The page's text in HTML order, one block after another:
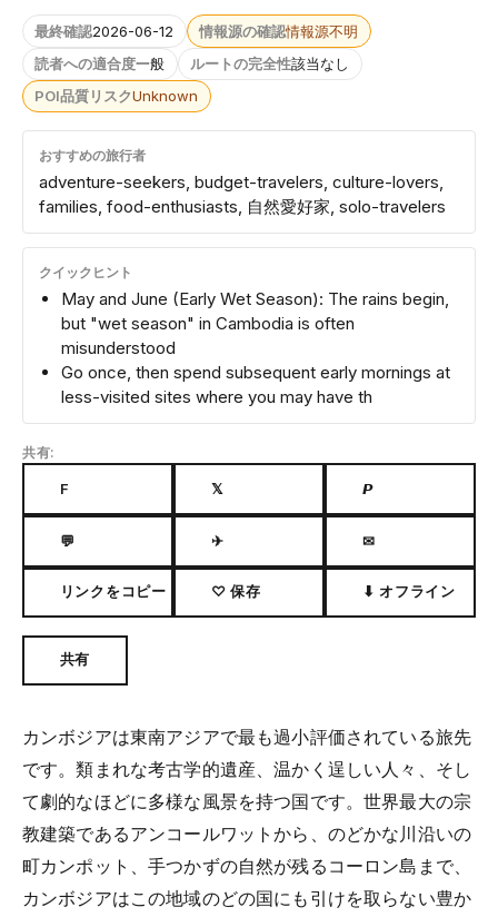
最終確認2026-06-12 情報源の確認情報源不明
読者への適合度一般 ルートの完全性該当なし
POI品質リスクUnknown
おすすめの旅行者
adventure-seekers, budget-travelers, culture-lovers,
families, food-enthusiasts, 自然愛好家, solo-travelers
クイックヒント
May and June (Early Wet Season): The rains begin,
but "wet season" in Cambodia is often
misunderstood
Go once, then spend subsequent early mornings at
less-visited sites where you may have th
共有:
F 𝕏 𝙋
💬 ✈ ✉
リンクをコピー ♡ 保存 ⬇ オフライン
共有
カンボジアは東南アジアで最も過小評価されている旅先
です。類まれな考古学的遺産、温かく逞しい人々、そし
て劇的なほどに多様な風景を持つ国です。世界最大の宗
教建築であるアンコールワットから、のどかな川沿いの
町カンポット、手つかずの自然が残るコーロン島まで、
カンボジアはこの地域のどの国にも引けを取らない豊か